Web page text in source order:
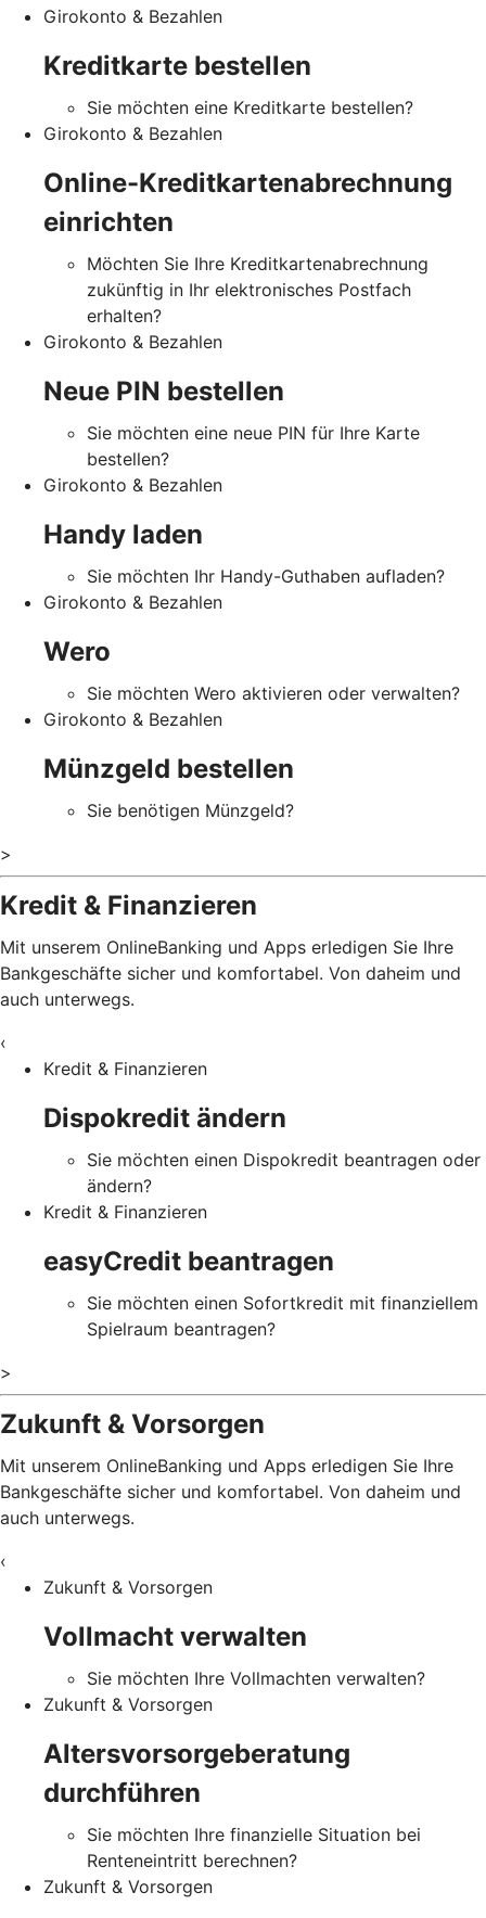
Girokonto & Bezahlen
Kreditkarte bestellen
Sie möchten eine Kreditkarte bestellen?
Girokonto & Bezahlen
Online-Kreditkartenabrechnung
einrichten
Möchten Sie Ihre Kreditkartenabrechnung
zukünftig in Ihr elektronisches Postfach
erhalten?
Girokonto & Bezahlen
Neue PIN bestellen
Sie möchten eine neue PIN für Ihre Karte
bestellen?
Girokonto & Bezahlen
Handy laden
Sie möchten Ihr Handy-Guthaben aufladen?
Girokonto & Bezahlen
Wero
Sie möchten Wero aktivieren oder verwalten?
Girokonto & Bezahlen
Münzgeld bestellen
Sie benötigen Münzgeld?
>
Kredit & Finanzieren
Mit unserem OnlineBanking und Apps erledigen Sie Ihre
Bankgeschäfte sicher und komfortabel. Von daheim und
auch unterwegs.
‹
Kredit & Finanzieren
Dispokredit ändern
Sie möchten einen Dispokredit beantragen oder
ändern?
Kredit & Finanzieren
easyCredit beantragen
Sie möchten einen Sofortkredit mit finanziellem
Spielraum beantragen?
>
Zukunft & Vorsorgen
Mit unserem OnlineBanking und Apps erledigen Sie Ihre
Bankgeschäfte sicher und komfortabel. Von daheim und
auch unterwegs.
‹
Zukunft & Vorsorgen
Vollmacht verwalten
Sie möchten Ihre Vollmachten verwalten?
Zukunft & Vorsorgen
Altersvorsorgeberatung
durchführen
Sie möchten Ihre finanzielle Situation bei
Renteneintritt berechnen?
Zukunft & Vorsorgen